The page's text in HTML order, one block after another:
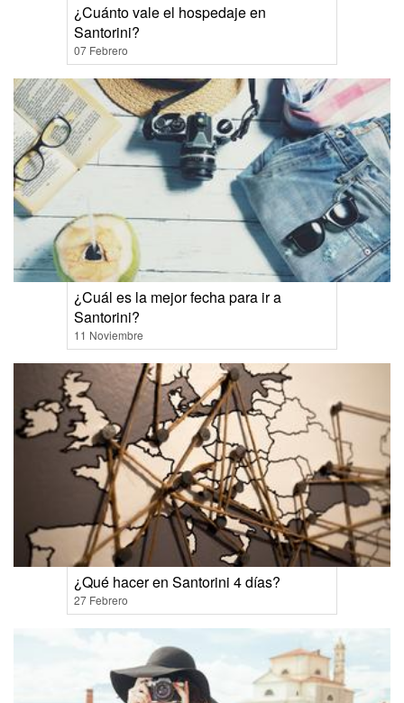
¿Cuánto vale el hospedaje en
Santorini?
07 Febrero
¿Cuál es la mejor fecha para ir a
Santorini?
11 Noviembre
¿Qué hacer en Santorini 4 días?
27 Febrero